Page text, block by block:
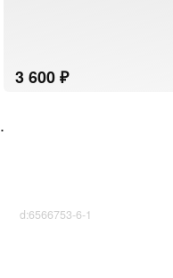
.
d:6566753-6-1